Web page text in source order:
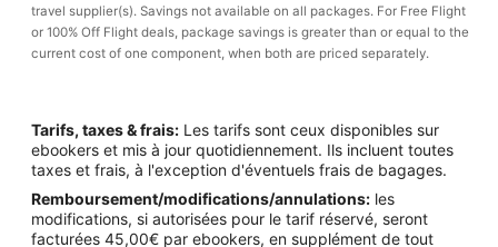
travel supplier(s). Savings not available on all packages. For Free Flight
or 100% Off Flight deals, package savings is greater than or equal to the
current cost of one component, when both are priced separately.
Tarifs, taxes & frais: Les tarifs sont ceux disponibles sur
ebookers et mis à jour quotidiennement. Ils incluent toutes
taxes et frais, à l'exception d'éventuels frais de bagages.
Remboursement/modifications/annulations: les
modifications, si autorisées pour le tarif réservé, seront
facturées 45,00€ par ebookers, en supplément de tout